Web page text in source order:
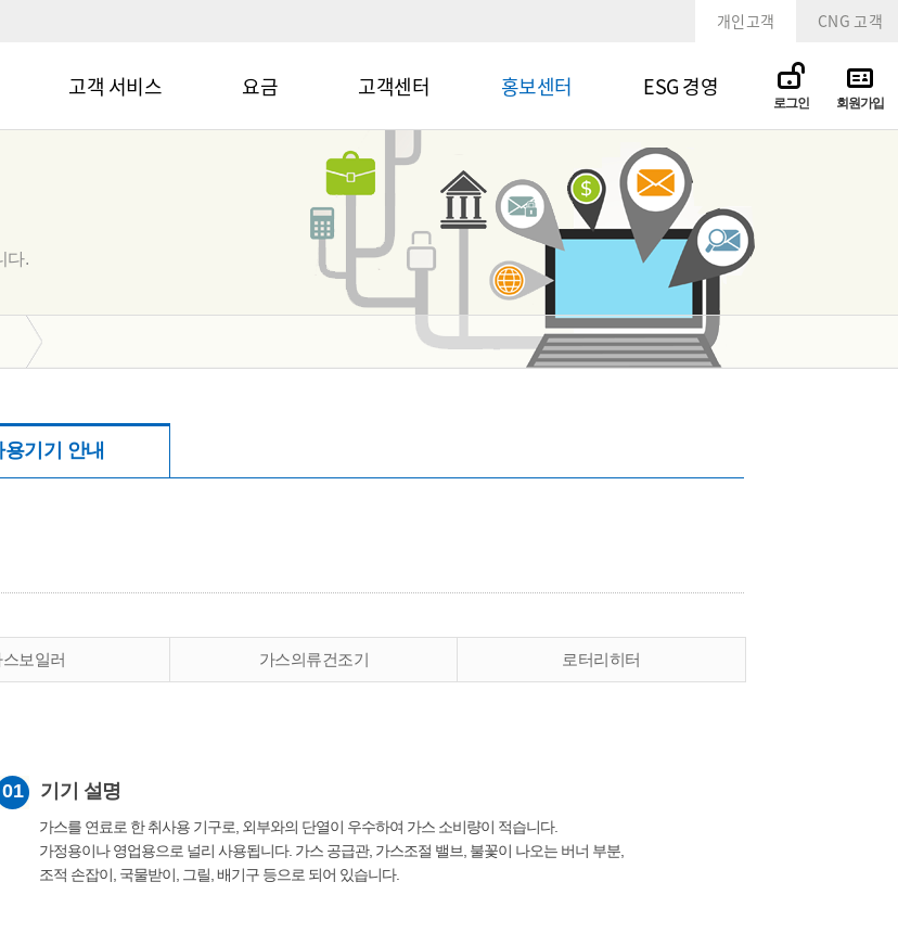
개인고객 CNG 고객
고객 서비스 요금 고객센터 홍보센터 ESG 경영
로그인 회원가입
다.
기기 안내
스보일러 가스의류건조기 로터리히터
01 기기 설명
가스를 연료로 한 취사용 기구로, 외부와의 단열이 우수하여 가스 소비량이 적습니다.
가정용이나 영업용으로 널리 사용됩니다. 가스 공급관, 가스조절 밸브, 불꽃이 나오는 버너 부분,
조적 손잡이, 국물받이, 그릴, 배기구 등으로 되어 있습니다.